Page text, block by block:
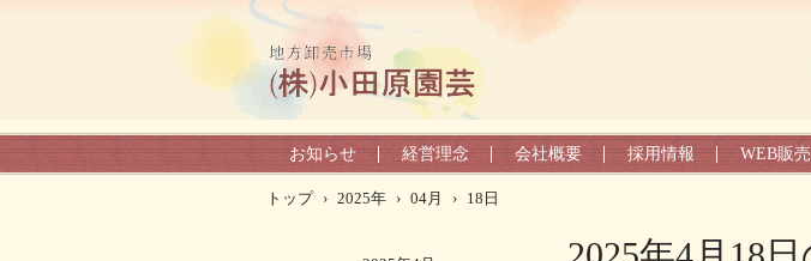
お知らせ 経営理念 会社概要 採用情報 WEB販
トップ › 2025年 › 04月 › 18日